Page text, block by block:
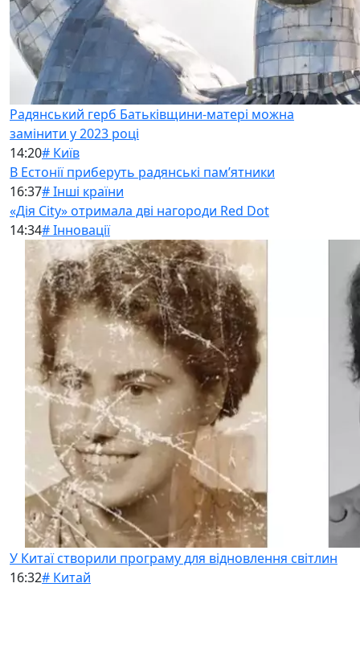
Радянський герб Батьківщини-матері можна
замінити у 2023 році
14:20# Київ
В Естонії приберуть радянські памʼятники
16:37# Інші країни
«Дія City» отримала дві нагороди Red Dot
14:34# Інновації
У Китаї створили програму для відновлення світлин
16:32# Китай